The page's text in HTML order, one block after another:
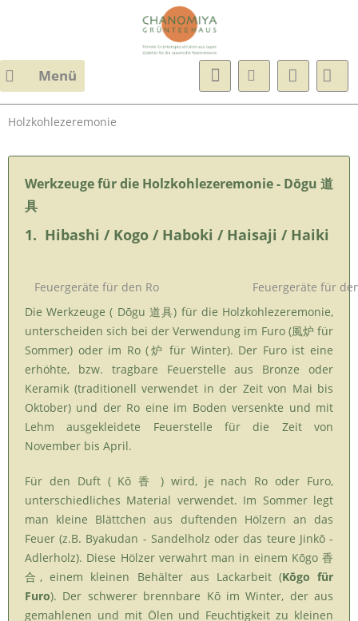
Menü
Holzkohlezeremonie
Werkzeuge für die Holzkohlezeremonie - Dōgu 道
具
1. Hibashi / Kogo / Haboki / Haisaji / Haiki
Feuergeräte für den Ro
Feuergeräte für
Die Werkzeuge ( Dōgu 道具) für die Holzkohlezeremonie,
unterscheiden sich bei der Verwendung im Furo (風炉 für
Sommer) oder im Ro (炉 für Winter). Der Furo ist eine
erhöhte, bzw. tragbare Feuerstelle aus Bronze oder
Keramik (traditionell verwendet in der Zeit von Mai bis
Oktober) und der Ro eine im Boden versenkte und mit
Lehm ausgekleidete Feuerstelle für die Zeit von
November bis April.
Für den Duft ( Kō 香 ) wird, je nach Ro oder Furo,
unterschiedliches Material verwendet. Im Sommer legt
man kleine Blättchen aus duftenden Hölzern an das
Feuer (z.B. Byakudan - Sandelholz oder das teure Jinkō -
Adlerholz). Diese Hölzer verwahrt man in einem Kōgo 香
合, einem kleinen Behälter aus Lackarbeit (Kōgo für
Furo). Der schwerer brennbare Kō im Winter, der aus
gemahlenen und mit Ölen und Feuchtigkeit zu kleinen